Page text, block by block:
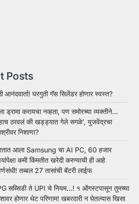
Posts
आनंदवार्ता! घरगुती गॅस सिलेंडर होणार स्वस्त?
ड्रामा करायचा नव्हता, पण समोरच्या व्यक्तीने…
ठरवलं की खड्ड्यात गेले सगळे’, युजवेंद्रचा
निशाणा?
आला Samsung चा AI PC, 60 हजार
कमी किंमतीत खरेदी करण्याची ही आहे
तब्बल 27 तासांची बॅटरी लाईफ
सब्सिडी ते UPI चे नियम…! १ ऑगस्टपासून तुमच्या
होणार थेट परिणाम! खबरदारी न घेतल्यास खिसा